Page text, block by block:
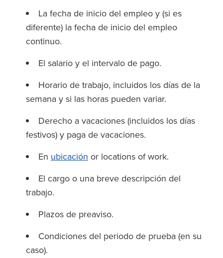
La fecha de inicio del empleo y (si es
diferente) la fecha de inicio del empleo
continuo.
El salario y el intervalo de pago.
Horario de trabajo, incluidos los días de la
semana y si las horas pueden variar.
Derecho a vacaciones (incluidos los días
festivos) y paga de vacaciones.
En ubicación or locations of work.
El cargo o una breve descripción del
trabajo.
Plazos de preaviso.
Condiciones del periodo de prueba (en su
caso).